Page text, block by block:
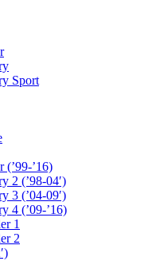
Sport
(’99-’16)
2 (’98-04′)
3 (’04-09′)
4 (’09-’16)
1
2